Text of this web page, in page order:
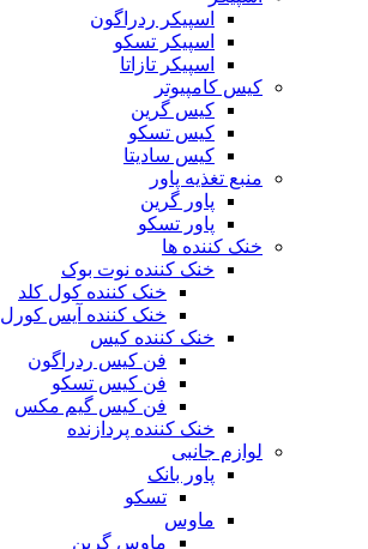
اسپیکر ردراگون
اسپیکر تسکو
اسپیکر تازاتا
کیس کامپیوتر
کیس گرین
کیس تسکو
کیس سادیتا
منبع تغذیه‌ پاور
پاور گرین
پاور تسکو
خنک کننده ها
خنک کننده نوت بوک
خنک کننده کول کلد
خنک کننده آیس کورل
خنک کننده کیس
فن کیس ردراگون
فن کیس تسکو
فن کیس گیم مکس
خنک کننده پردازنده
لوازم جانبی
پاور بانک
تسکو
ماوس
ماوس گرین